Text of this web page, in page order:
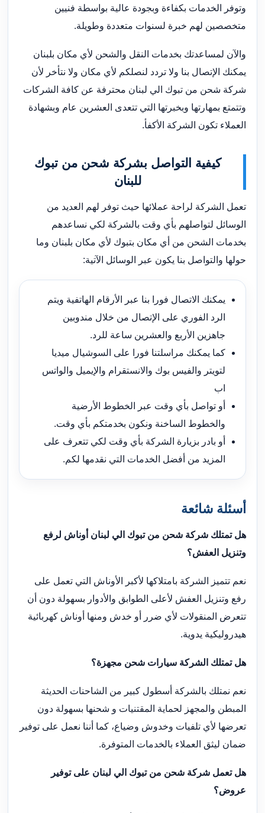
وتوفر الخدمات بكفاءة وبجودة عالية بواسطة فنيين
متخصصين لهم خبرة لسنوات متعددة وطويلة.
والآن لمساعدتك بخدمات النقل والشحن لأي مكان بلبنان
يمكنك الإتصال بنا ولا تردد لنصلكم لأي مكان ولا نتأخر لأن
شركة شحن من تبوك الي لبنان محترفة عن كافة الشركات
وتتمتع بمهارتها وبخبرتها التي تتعدى العشرين عام وبشهادة
العملاء تكون الشركة الأكفأ.
كيفية التواصل بشركة شحن من تبوك
للبنان
تعمل الشركة لراحة عملائها حيث توفر لهم العديد من
الوسائل لتواصلهم بأي وقت بالشركة لكي نساعدهم
بخدمات الشحن من أي مكان بتبوك لأي مكان بلبنان وما
حولها والتواصل بنا يكون عبر الوسائل الآتية:
يمكنك الاتصال فورا بنا عبر الأرقام الهاتفية ويتم
الرد الفوري على الإتصال من خلال مندوبين
جاهزين الأربع والعشرين ساعة للرد.
كما يمكنك مراسلتنا فورا على السوشيال ميديا
لتويتر والفيس بوك والانستقرام والإيميل والواتس
اب
أو تواصل بأي وقت عبر الخطوط الأرضية
والخطوط الساخنة ونكون بخدمتكم بأي وقت.
أو بادر بزيارة الشركة بأي وقت لكي تتعرف على
المزيد من أفضل الخدمات التي نقدمها لكم.
أسئلة شائعة
هل تمتلك شركة شحن من تبوك الي لبنان أوناش لرفع
وتنزيل العفش؟
نعم تتميز الشركة بامتلاكها لأكبر الأوناش التي تعمل على
رفع وتنزيل العفش لأعلى الطوابق والأدوار بسهولة دون أن
تتعرض المنقولات لأي ضرر أو خدش ومنها أوناش كهربائية
هيدروليكية يدوية.
هل تمتلك الشركة سيارات شحن مجهزة؟
نعم نمتلك بالشركة أسطول كبير من الشاحنات الحديثة
المبطن والمجهز لحماية المقتنيات و شحنها بسهولة دون
تعرضها لأي تلفيات وخدوش وضياع، كما أننا نعمل على توفير
ضمان ليثق العملاء بالخدمات المتوفرة.
هل تعمل شركة شحن من تبوك الي لبنان على توفير
عروض؟